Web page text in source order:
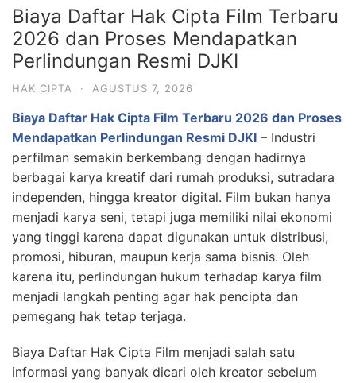
Biaya Daftar Hak Cipta Film Terbaru
2026 dan Proses Mendapatkan
Perlindungan Resmi DJKI
HAK CIPTA · AGUSTUS 7, 2026
Biaya Daftar Hak Cipta Film Terbaru 2026 dan Proses
Mendapatkan Perlindungan Resmi DJKI – Industri
perfilman semakin berkembang dengan hadirnya
berbagai karya kreatif dari rumah produksi, sutradara
independen, hingga kreator digital. Film bukan hanya
menjadi karya seni, tetapi juga memiliki nilai ekonomi
yang tinggi karena dapat digunakan untuk distribusi,
promosi, hiburan, maupun kerja sama bisnis. Oleh
karena itu, perlindungan hukum terhadap karya film
menjadi langkah penting agar hak pencipta dan
pemegang hak tetap terjaga.
Biaya Daftar Hak Cipta Film menjadi salah satu
informasi yang banyak dicari oleh kreator sebelum